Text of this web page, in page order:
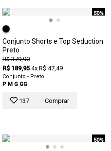
50%
Conjunto Shorts e Top Seduction
Preto
R$ 379,90
R$ 189,95 4x R$ 47,49
Conjunto - Preto
P M G GG
137 Comprar
50%